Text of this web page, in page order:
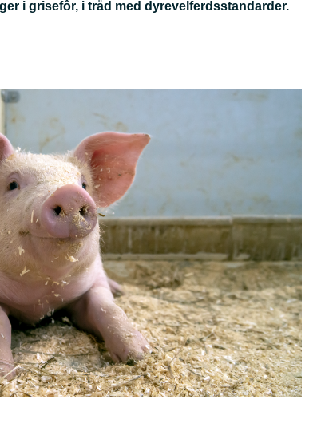
Norway
Poland
Romania
Singapore
Sweden
United Kingdom
i grisefôr, i tråd med dyrevelferdsstandarder.